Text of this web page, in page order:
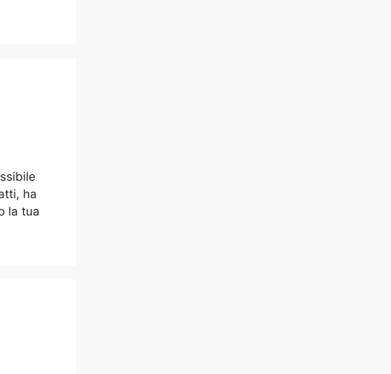
ha
la tua